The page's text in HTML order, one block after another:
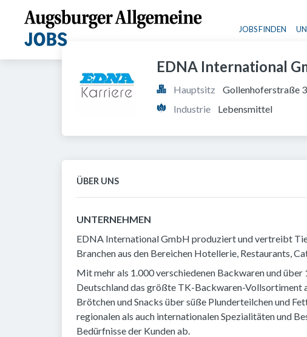
JOBS FINDEN
EDNA International
Hauptsitz
Gollenhoferstraße
Industrie
Lebensmittel
ÜBER UNS
UNTERNEHMEN
EDNA International GmbH produziert und vertreibt
Branchen aus den Bereichen Hotellerie, Restaurants,
Mit mehr als 1.000 verschiedenen Backwaren und
Deutschland das größte TK-Backwaren-Vollsortiment
Brötchen und Snacks über süße Plunderteilchen und
regionalen als auch internationalen Spezialitäten und
Bedürfnisse der Kunden ab.